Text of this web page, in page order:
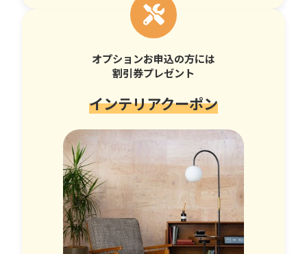
オプションお申込の方には
割引券プレゼント
インテリアクーポン